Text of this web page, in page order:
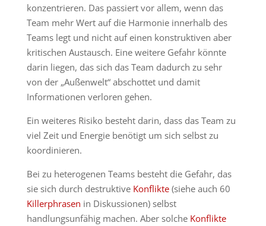
konzentrieren. Das passiert vor allem, wenn das
Team mehr Wert auf die Harmonie innerhalb des
Teams legt und nicht auf einen konstruktiven aber
kritischen Austausch. Eine weitere Gefahr könnte
darin liegen, das sich das Team dadurch zu sehr
von der „Außenwelt“ abschottet und damit
Informationen verloren gehen.
Ein weiteres Risiko besteht darin, dass das Team zu
viel Zeit und Energie benötigt um sich selbst zu
koordinieren.
Bei zu heterogenen Teams besteht die Gefahr, das
sie sich durch destruktive Konflikte(siehe auch 60
Killerphrasen in Diskussionen) selbst
handlungsunfähig machen. Aber solche Konflikte